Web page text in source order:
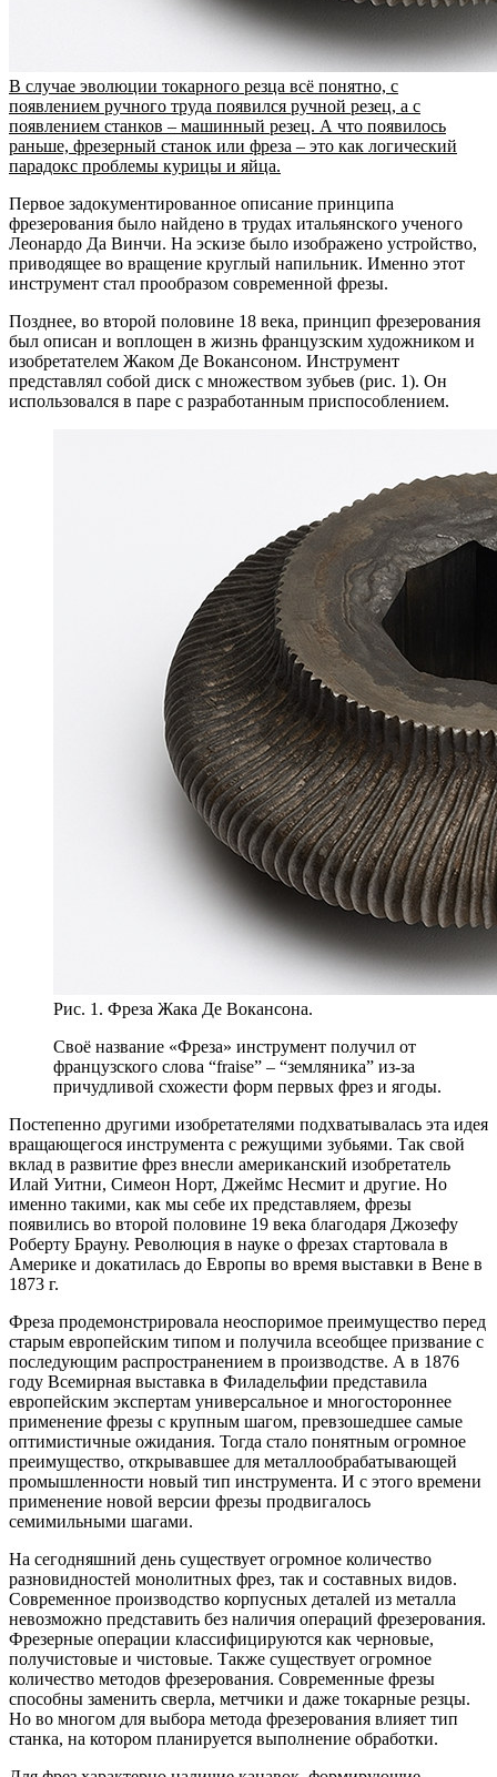
В случае эволюции токарного резца всё понятно, с
появлением ручного труда появился ручной резец, а с
появлением станков – машинный резец. А что появилось
раньше, фрезерный станок или фреза – это как логический
парадокс проблемы курицы и яйца.
Первое задокументированное описание принципа
фрезерования было найдено в трудах итальянского ученого
Леонардо Да Винчи. На эскизе было изображено устройство,
приводящее во вращение круглый напильник. Именно этот
инструмент стал прообразом современной фрезы.
Позднее, во второй половине 18 века, принцип фрезерования
был описан и воплощен в жизнь французским художником и
изобретателем Жаком Де Вокансоном. Инструмент
представлял собой диск с множеством зубьев (рис. 1). Он
использовался в паре с разработанным приспособлением.
Рис. 1. Фреза Жака Де Вокансона.
Своё название «Фреза» инструмент получил от
французского слова “fraise” – “земляника” из-за
причудливой схожести форм первых фрез и ягоды.
Постепенно другими изобретателями подхватывалась эта идея
вращающегося инструмента с режущими зубьями. Так свой
вклад в развитие фрез внесли американский изобретатель
Илай Уитни, Симеон Норт, Джеймс Несмит и другие. Но
именно такими, как мы себе их представляем, фрезы
появились во второй половине 19 века благодаря Джозефу
Роберту Брауну. Революция в науке о фрезах стартовала в
Америке и докатилась до Европы во время выставки в Вене в
1873 г.
Фреза продемонстрировала неоспоримое преимущество перед
старым европейским типом и получила всеобщее призвание с
последующим распространением в производстве. А в 1876
году Всемирная выставка в Филадельфии представила
европейским экспертам универсальное и многостороннее
применение фрезы с крупным шагом, превзошедшее самые
оптимистичные ожидания. Тогда стало понятным огромное
преимущество, открывавшее для металлообрабатывающей
промышленности новый тип инструмента. И с этого времени
применение новой версии фрезы продвигалось
семимильными шагами.
На сегодняшний день существует огромное количество
разновидностей монолитных фрез, так и составных видов.
Современное производство корпусных деталей из металла
невозможно представить без наличия операций фрезерования.
Фрезерные операции классифицируются как черновые,
получистовые и чистовые. Также существует огромное
количество методов фрезерования. Современные фрезы
способны заменить сверла, метчики и даже токарные резцы.
Но во многом для выбора метода фрезерования влияет тип
станка, на котором планируется выполнение обработки.